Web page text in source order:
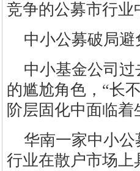
竞争的公募市行业
中小公募破局避
中小基金公司
的尴尬角色，“长
阶层固化中面临着
华南一家中小
行业在散户市场上